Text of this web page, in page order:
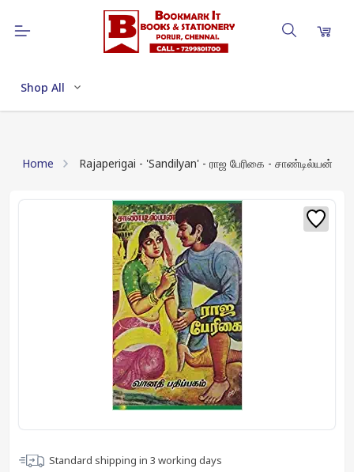
Shop All
Home Rajaperigai - 'Sandilyan' - ராஜ பேரிகை - சாண்டில்யன்
Standard shipping in 3 working days